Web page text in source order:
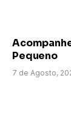
Pequeno
7 de Agosto,